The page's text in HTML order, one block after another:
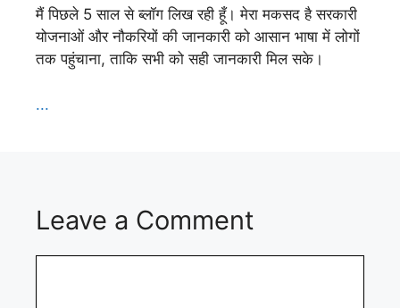
मैं पिछले 5 साल से ब्लॉग लिख रही हूँ। मेरा मकसद है सरकारी
योजनाओं और नौकरियों की जानकारी को आसान भाषा में लोगों
तक पहुंचाना, ताकि सभी को सही जानकारी मिल सके।
...
Leave a Comment